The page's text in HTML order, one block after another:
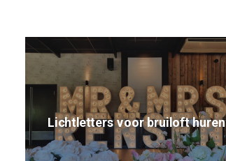
Lichtletters voor bruiloft huren